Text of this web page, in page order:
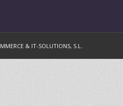
& IT-SOLUTIONS, S.L.